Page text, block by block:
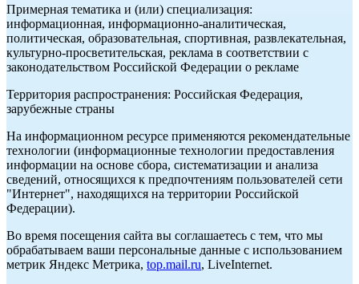
Примерная тематика и (или) специализация:
информационная, информационно-аналитическая,
политическая, образовательная, спортивная, развлекательная,
культурно-просветительская, реклама в соответствии с
законодательством Российской Федерации о рекламе
Территория распространения: Российская Федерация,
зарубежные страны
На информационном ресурсе применяются рекомендательные
технологии (информационные технологии предоставления
информации на основе сбора, систематизации и анализа
сведений, относящихся к предпочтениям пользователей сети
"Интернет", находящихся на территории Российской
Федерации).
Во время посещения сайта вы соглашаетесь с тем, что мы
обрабатываем ваши персональные данные с использованием
метрик Яндекс Метрика, top.mail.ru, LiveInternet.